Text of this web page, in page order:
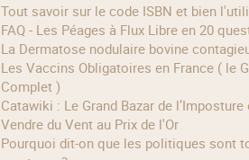
Tout savoir sur le code ISBN et bien
FAQ - Les Péages à Flux Libre en 20
La Dermatose nodulaire bovine
Les Vaccins Obligatoires en France ( le Guide
Complet )
Catawiki : Le Grand Bazar de l’Imposture ou l'Art de
Vendre du Vent au Prix de l'Or
Pourquoi dit-on que les politiques sont tous des